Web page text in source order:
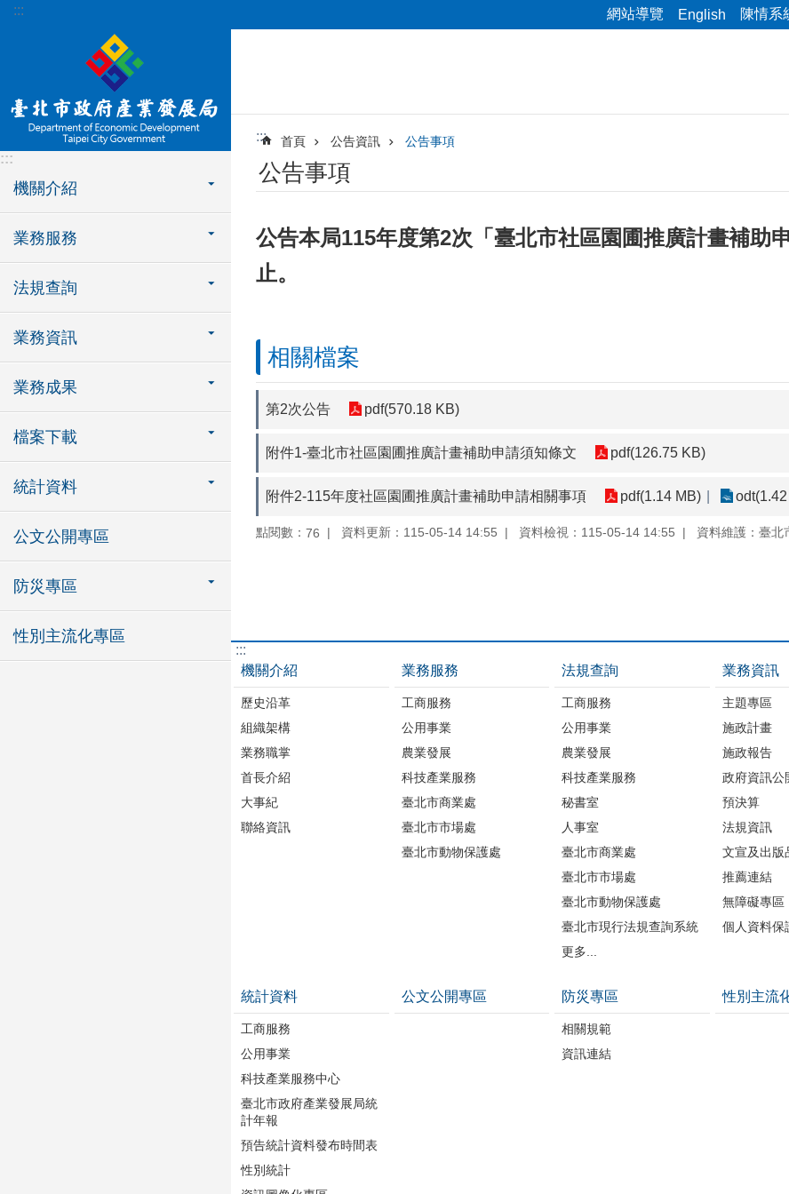
跳到主要內容區塊
::: 網站導覽 English 陳情系
:::
機關介紹
業務服務
法規查詢
業務資訊
業務成果
檔案下載
統計資料
公文公開專區
防災專區
性別主流化專區
::: 首頁 公告資訊 公告事項
公告事項
公告本局115年度第2次「臺北市社區園圃推廣計畫補助
止。
相關檔案
第2次公告 pdf(570.18 KB)
附件1-臺北市社區園圃推廣計畫補助申請須知條文 pdf(126.75 KB)
附件2-115年度社區園圃推廣計畫補助申請相關事項 pdf(1.14 MB)
點閱數： 76 資料更新：115-05-14 14:55 資料檢視：115-05-14 14:55 資料維護：臺北
:::
機關介紹
歷史沿革
組織架構
業務職掌
首長介紹
大事紀
聯絡資訊
業務服務
工商服務
公用事業
農業發展
科技產業服務
臺北市商業處
臺北市市場處
臺北市動物保護處
法規查詢
工商服務
公用事業
農業發展
科技產業服務
秘書室
人事室
臺北市商業處
臺北市市場處
臺北市動物保護處
臺北市現行法規查詢系統
更多...
業務資訊
主題專區
施政計畫
施政報告
政府資訊公
預決算
法規資訊
文宣及出版
推薦連結
無障礙專區
個人資料保
統計資料
工商服務
公用事業
科技產業服務中心
臺北市政府產業發展局統
計年報
預告統計資料發布時間表
性別統計
公文公開專區 防災專區
相關規範
資訊連結
性別主流